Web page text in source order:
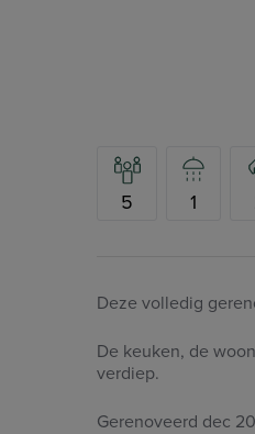
5 1
Deze volledig
De keuken, de
verdiep.
Gerenoveerd dec